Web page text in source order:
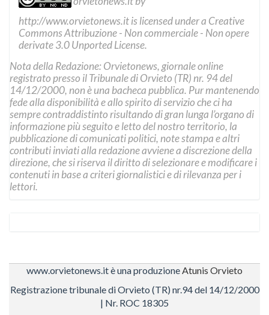
http://www.orvietonews.itis licensed under a Creative
Commons Attribuzione - Non commerciale - Non opere
derivate 3.0 Unported License.
Nota della Redazione: Orvietonews, giornale online
registrato presso il Tribunale di Orvieto (TR) nr. 94 del
14/12/2000, non è una bacheca pubblica. Pur mantenendo
fede alla disponibilità e allo spirito di servizio che ci ha
sempre contraddistinto risultando di gran lunga l’organo di
informazione più seguito e letto del nostro territorio, la
pubblicazione di comunicati politici, note stampa e altri
contributi inviati alla redazione avviene a discrezione della
direzione, che si riserva il diritto di selezionare e modificare i
contenuti in base a criteri giornalistici e di rilevanza per i
lettori.
www.orvietonews.it è una produzione Atunis Orvieto
Registrazione tribunale di Orvieto (TR) nr.94 del 14/12/2000
| Nr. ROC 18305